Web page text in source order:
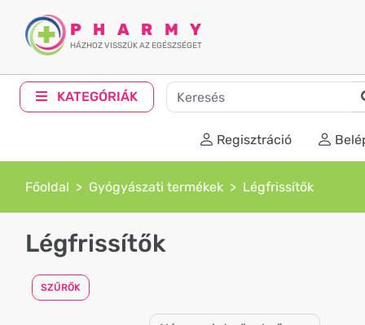
PHARMY
HÁZHOZ VISSZÜK AZ EGÉSZSÉGET
KATEGÓRIÁK
Regisztráció
Főoldal Gyógyászati termékek Légfrissítők
Légfrissítők
SZŰRŐK